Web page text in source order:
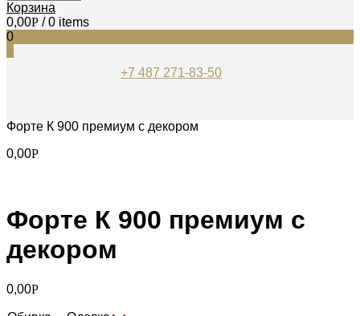
Корзина
0,00Р / 0 items
0
+7 487 271-83-50
Форте К 900 премиум с декором
0,00Р
Форте К 900 премиум с
декором
0,00Р